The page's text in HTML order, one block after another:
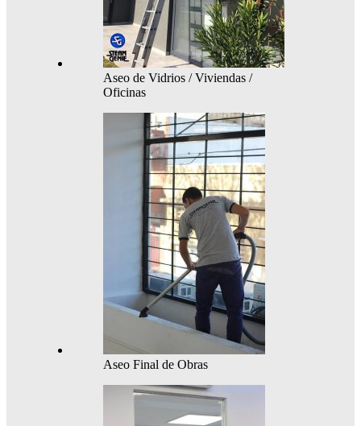
Aseo de Vidrios / Viviendas /
Oficinas
Aseo Final de Obras